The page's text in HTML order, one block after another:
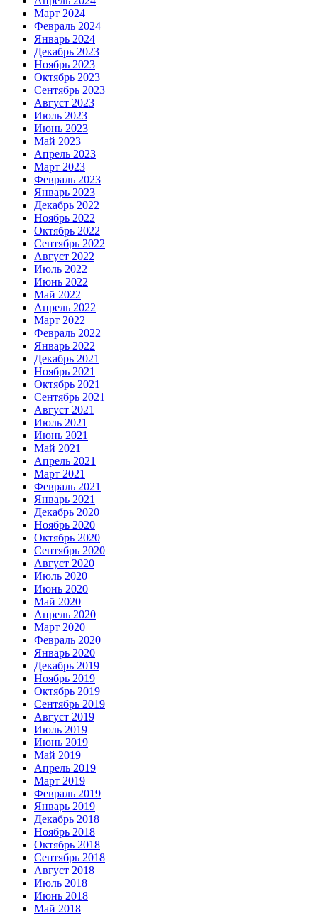
Март 2024
Февраль 2024
Январь 2024
Декабрь 2023
Ноябрь 2023
Октябрь 2023
Сентябрь 2023
Август 2023
Июль 2023
Июнь 2023
Май 2023
Апрель 2023
Март 2023
Февраль 2023
Январь 2023
Декабрь 2022
Ноябрь 2022
Октябрь 2022
Сентябрь 2022
Август 2022
Июль 2022
Июнь 2022
Май 2022
Апрель 2022
Март 2022
Февраль 2022
Январь 2022
Декабрь 2021
Ноябрь 2021
Октябрь 2021
Сентябрь 2021
Август 2021
Июль 2021
Июнь 2021
Май 2021
Апрель 2021
Март 2021
Февраль 2021
Январь 2021
Декабрь 2020
Ноябрь 2020
Октябрь 2020
Сентябрь 2020
Август 2020
Июль 2020
Июнь 2020
Май 2020
Апрель 2020
Март 2020
Февраль 2020
Январь 2020
Декабрь 2019
Ноябрь 2019
Октябрь 2019
Сентябрь 2019
Август 2019
Июль 2019
Июнь 2019
Май 2019
Апрель 2019
Март 2019
Февраль 2019
Январь 2019
Декабрь 2018
Ноябрь 2018
Октябрь 2018
Сентябрь 2018
Август 2018
Июль 2018
Июнь 2018
Май 2018